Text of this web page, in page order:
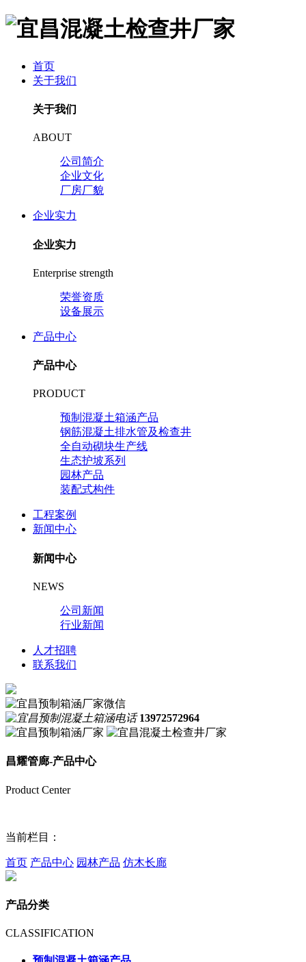
首页
关于我们
关于我们
ABOUT
公司简介
企业文化
厂房厂貌
企业实力
企业实力
Enterprise strength
荣誉资质
设备展示
产品中心
产品中心
PRODUCT
预制混凝土箱涵产品
钢筋混凝土排水管及检查井
全自动砌块生产线
生态护坡系列
园林产品
装配式构件
工程案例
新闻中心
新闻中心
NEWS
公司新闻
行业新闻
人才招聘
联系我们
13972572964
昌耀管廊-产品中心
Product Center
当前栏目：
首页 产品中心 园林产品 仿木长廊
产品分类
CLASSIFICATION